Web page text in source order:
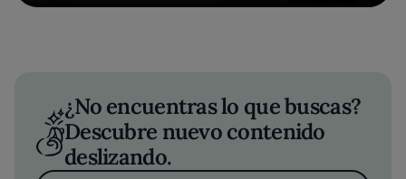
¿No encuentras lo que buscas?
Descubre nuevo contenido
deslizando.